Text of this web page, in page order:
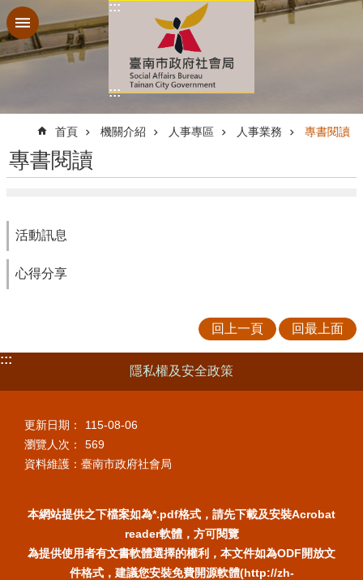
跳到主要內容區塊
:::
:::
首頁 機關介紹 人事專區 人事業務 專書閱讀
專書閱讀
活動訊息
心得分享
回上一頁 回最上面
:::
隱私權及安全政策
更新日期：
115-08-06
瀏覽人次：
569
資料維護：臺南市政府社會局
本網站提供之下檔案如為*.pdf格式，請先下載及安裝Acrobat
reader軟體，方可閱覽
為提供使用者有文書軟體選擇的權利，本文件如為ODF開放文
件格式，建議您安裝免費開源軟體(http://zh-